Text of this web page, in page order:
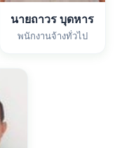
นายถาวร บุดหาร
พนักงานจ้างทั่วไป